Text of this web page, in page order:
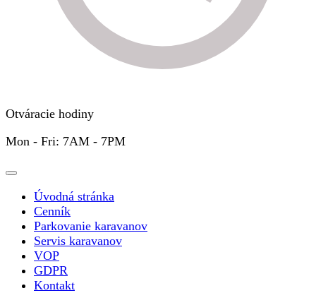
Otváracie hodiny
Mon - Fri: 7AM - 7PM
Úvodná stránka
Cenník
Parkovanie karavanov
Servis karavanov
VOP
GDPR
Kontakt